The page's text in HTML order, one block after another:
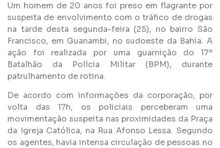
Um homem de 20 anos foi preso em flagrante por
suspeita de envolvimento com o tráfico de drogas
na tarde desta segunda-feira (25), no bairro São
Francisco, em Guanambi, no sudoeste da Bahia. A
ação foi realizada por uma guarnição do 17º
Batalhão da Polícia Militar (BPM), durante
patrulhamento de rotina.
De acordo com informações da corporação, por
volta das 17h, os policiais perceberam uma
movimentação suspeita nas proximidades da Praça
da Igreja Católica, na Rua Afonso Lessa. Segundo
os agentes, havia intensa circulação de pessoas no